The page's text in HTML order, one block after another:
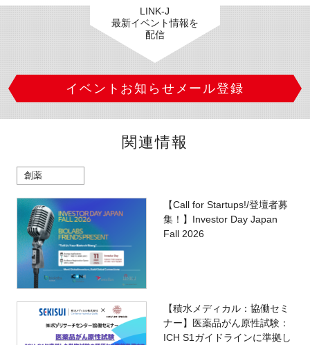
LINK-J
最新イベント情報を
配信
イベントお知らせメール登録
関連情報
創薬
【Call for Startups!/登壇者募
集！】Investor Day Japan
Fall 2026
【積水メディカル：協働セミ
ナー】医薬品がん原性試験：
ICH S1ガイドラインに準拠し